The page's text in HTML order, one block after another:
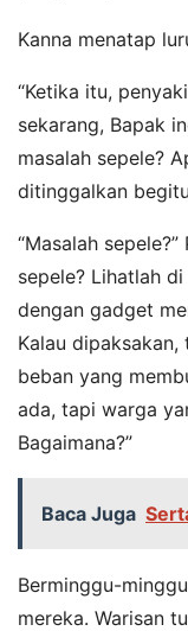
Kanna menatap
“Ketika itu,
sekarang, Bapak
masalah sepele?
ditinggalkan
“Masalah
sepele? Lihatlah
dengan gadget
Kalau
beban yang
ada, tapi warga
Bagaimana?”
Baca Juga
Berminggu-
mereka. Warisan